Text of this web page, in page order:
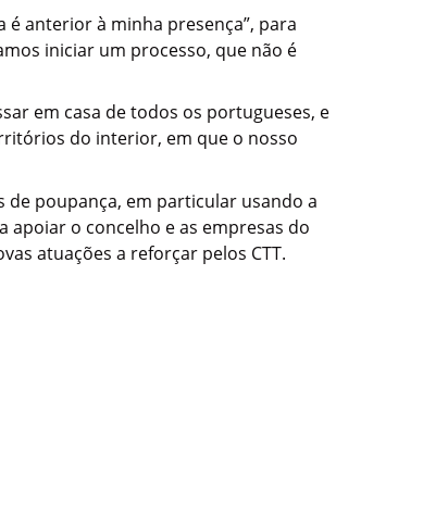
anterior à minha presença”, para
iniciar um processo, que não é
em casa de todos os portugueses, e
do interior, em que o nosso
de poupança, em particular usando a
o concelho e as empresas do
atuações a reforçar pelos CTT.